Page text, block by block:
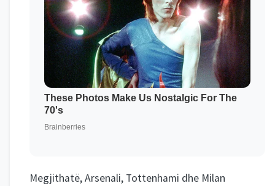
Megjithatë, Arsenali, Tottenhami dhe Milan